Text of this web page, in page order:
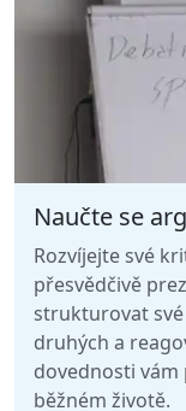
Naučte se
Rozvíjejte své
přesvědčivě
strukturovat
druhých a
dovednosti vám
běžném životě.